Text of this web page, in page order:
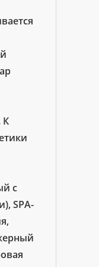
К
с
SPA-